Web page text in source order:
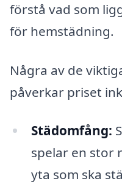
förstå vad som
för hemstädning.
Några av de
påverkar priset
Städomfång:
spelar en stor
yta som ska